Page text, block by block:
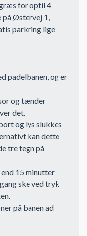
for optil 4
på Østervej 1,
parkring lige
padelbanen, og er
og tænder
det.
og lys slukkes
kan dette
tre tegn på
15 minutter
ske ved tryk
på banen ad